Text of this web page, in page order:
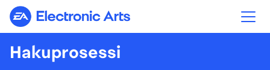
Electronic Arts
Hakuprosessi